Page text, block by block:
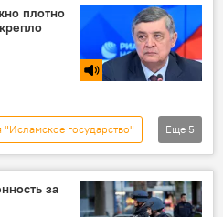
в Афганистане
плотно
"Исламское государство"
Политика
Россия
Еще 5
за